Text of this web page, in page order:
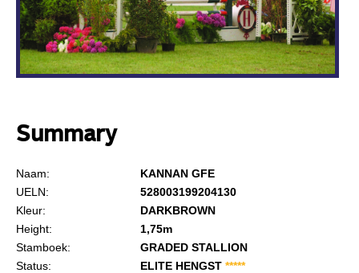
Summary
Naam:
KANNAN GFE
UELN:
528003199204130
Kleur:
DARKBROWN
Height:
1,75m
Stamboek:
GRADED STALLION
Status:
ELITE HENGST *****